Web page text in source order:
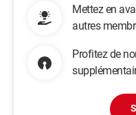
Mettez en
autres
Profitez de